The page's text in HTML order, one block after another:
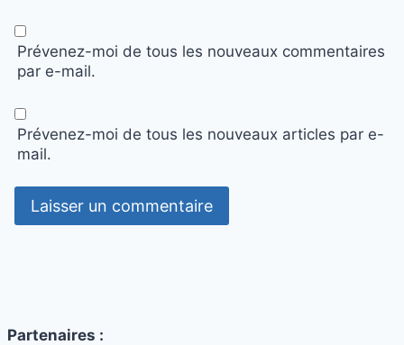
Prévenez-moi de tous les nouveaux commentaires
par e-mail.
Prévenez-moi de tous les nouveaux articles par e-
mail.
Partenaires :